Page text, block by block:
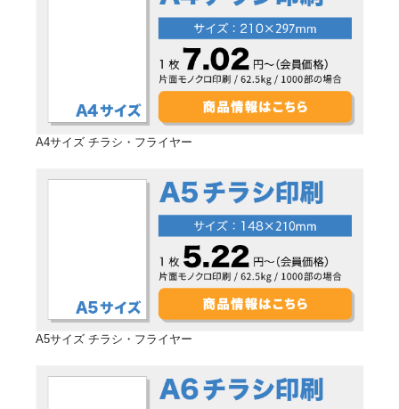
A4サイズ チラシ・フライヤー
A5サイズ チラシ・フライヤー